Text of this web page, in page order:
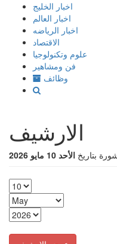
إذهب
المحتوى
اخبار الخليج
اخبار العالم
اخبار الرياضه
الاقتصاد
علوم وتكنولوجيا
فن ومشاهير
وظائف
الارشيف
بتاريخ الأحد 10 مايو 2026